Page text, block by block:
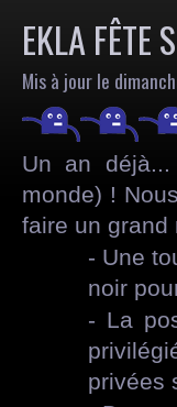
EKLA FÊTE
Mis à jour le
Un an
monde) !
faire un grand
- Une
noir
- La
privées